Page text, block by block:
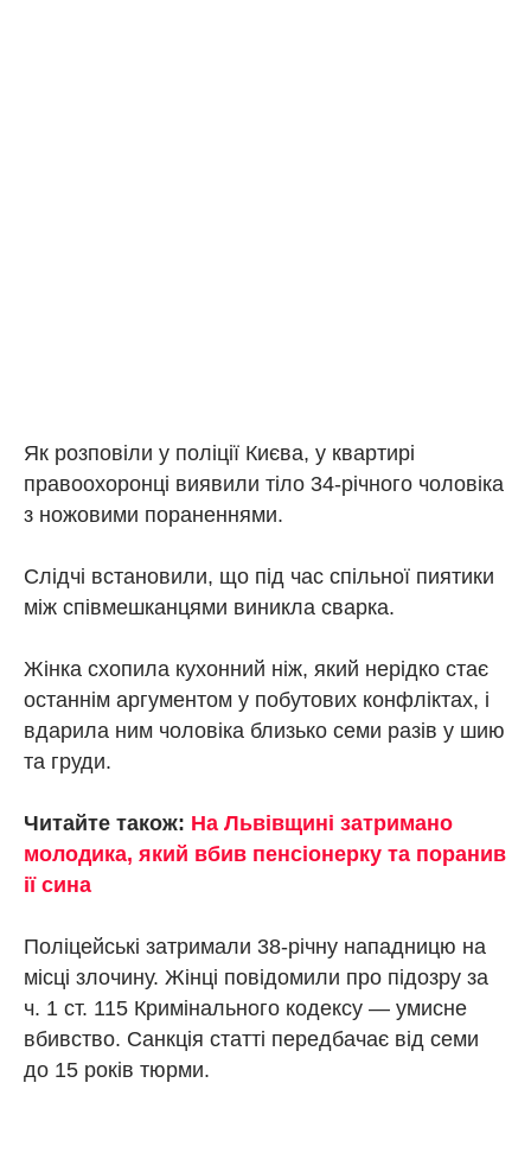
Як розповіли у поліції Києва, у квартирі
правоохоронці виявили тіло 34-річного чоловіка
з ножовими пораненнями.
Слідчі встановили, що під час спільної пиятики
між співмешканцями виникла сварка.
Жінка схопила кухонний ніж, який нерідко стає
останнім аргументом у побутових конфліктах, і
вдарила ним чоловіка близько семи разів у шию
та груди.
Читайте також: На Львівщині затримано
молодика, який вбив пенсіонерку та поранив
ії сина
Поліцейські затримали 38-річну нападницю на
місці злочину. Жінці повідомили про підозру за
ч. 1 ст. 115 Кримінального кодексу — умисне
вбивство. Санкція статті передбачає від семи
до 15 років тюрми.